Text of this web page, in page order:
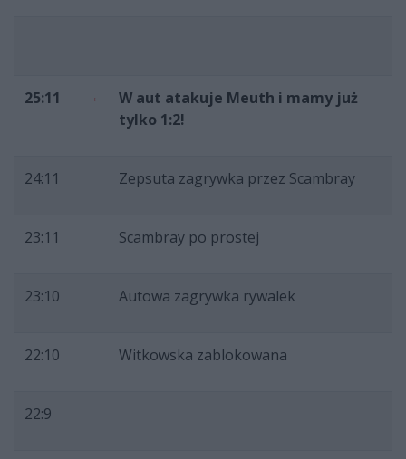
25:11
W aut atakuje Meuth i mamy już
tylko 1:2!
24:11 Zepsuta zagrywka przez Scambray
23:11 Scambray po prostej
23:10 Autowa zagrywka rywalek
22:10 Witkowska zablokowana
22:9